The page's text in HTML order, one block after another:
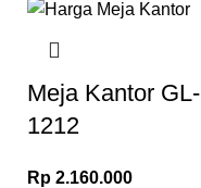
Meja Kantor GL-
1212
Rp 2.160.000